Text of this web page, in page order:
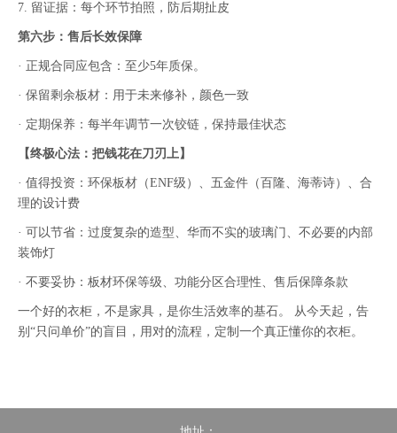
7. 留证据：每个环节拍照，防后期扯皮
第六步：售后长效保障
· 正规合同应包含：至少5年质保。
· 保留剩余板材：用于未来修补，颜色一致
· 定期保养：每半年调节一次铰链，保持最佳状态
【终极心法：把钱花在刀刃上】
· 值得投资：环保板材（ENF级）、五金件（百隆、海蒂诗）、合
理的设计费
· 可以节省：过度复杂的造型、华而不实的玻璃门、不必要的内部
装饰灯
· 不要妥协：板材环保等级、功能分区合理性、售后保障条款
一个好的衣柜，不是家具，是你生活效率的基石。 从今天起，告
别“只问单价”的盲目，用对的流程，定制一个真正懂你的衣柜。